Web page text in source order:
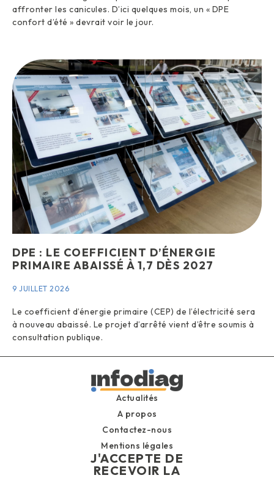
affronter les canicules. D’ici quelques mois, un « DPE
confort d’été » devrait voir le jour.
DPE : LE COEFFICIENT D’ÉNERGIE
PRIMAIRE ABAISSÉ À 1,7 DÈS 2027
9 JUILLET 2026
Le coefficient d’énergie primaire (CEP) de l’électricité sera
à nouveau abaissé. Le projet d’arrêté vient d’être soumis à
consultation publique.
Actualités
A propos
Contactez-nous
Mentions légales
J'ACCEPTE DE
RECEVOIR LA